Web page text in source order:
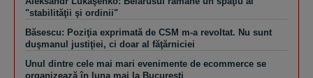
"stabilităţii şi ordinii"
Băsescu: Poziţia exprimată de CSM m-a revoltat. Nu sunt
duşmanul justiţiei, ci doar al făţărniciei
Unul dintre cele mai mari evenimente de ecommerce se
organizează în luna mai la Bucureşti